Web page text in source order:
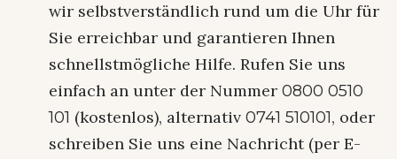
wir selbstverständlich rund um die Uhr für
Sie erreichbar und garantieren Ihnen
schnellstmögliche Hilfe. Rufen Sie uns
einfach an unter der Nummer 0800 0510
101 (kostenlos), alternativ 0741 510101, oder
schreiben Sie uns eine Nachricht (per E-